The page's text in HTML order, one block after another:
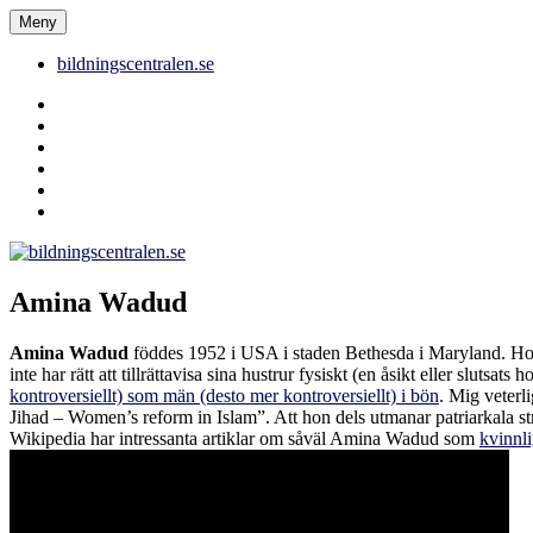
Hoppa
till
innehåll
bildningscentralen.se
Meny
bildningscentralen.se
Amina Wadud
Amina Wadud föddes 1952 i USA i staden Bethesda i Maryland.
inte har rätt att tillrättavisa sina hustrur fysiskt (en åsikt eller slutsats
kontroversiellt) som män (desto mer kontroversiellt) i bön. Mig
Jihad – Women’s reform in Islam”. Att hon dels utmanar patriarkala
Wikipedia har intressanta artiklar om såväl Amina Wadud som